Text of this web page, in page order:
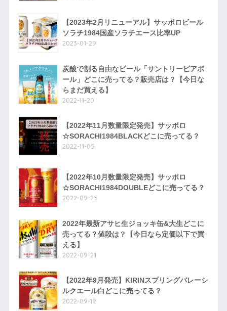
【2023年2月リニューアル】サッポロビール
ソラチ1984国産ソラチエース比率UP
2023-01-29
炭酸で割る自由なビール「サントリービアボ
ール」どこに売ってる？販売店は？【今日な
らまだ買える】
2022-11-20
【2022年11月数量限定発売】サッポロ
☆SORACHI1984BLACKどこに売ってる？
2022-11-05
【2022年10月数量限定発売】サッポロ
☆SORACHI1984DOUBLEどこに売ってる？
2022-09-25
2022年最新アサヒ生ジョッキ缶&大生どこに
売ってる？値段は？【今日なら定価以下で買
える】
2022-09-21
【2022年9月発売】KIRINスプリングバレーシ
ルクエール白どこに売ってる？
2022-09-19